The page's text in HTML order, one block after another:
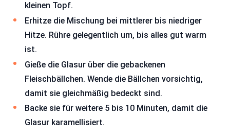
kleinen Topf.
Erhitze die Mischung bei mittlerer bis niedriger
Hitze. Rühre gelegentlich um, bis alles gut warm
ist.
Gieße die Glasur über die gebackenen
Fleischbällchen. Wende die Bällchen vorsichtig,
damit sie gleichmäßig bedeckt sind.
Backe sie für weitere 5 bis 10 Minuten, damit die
Glasur karamellisiert.